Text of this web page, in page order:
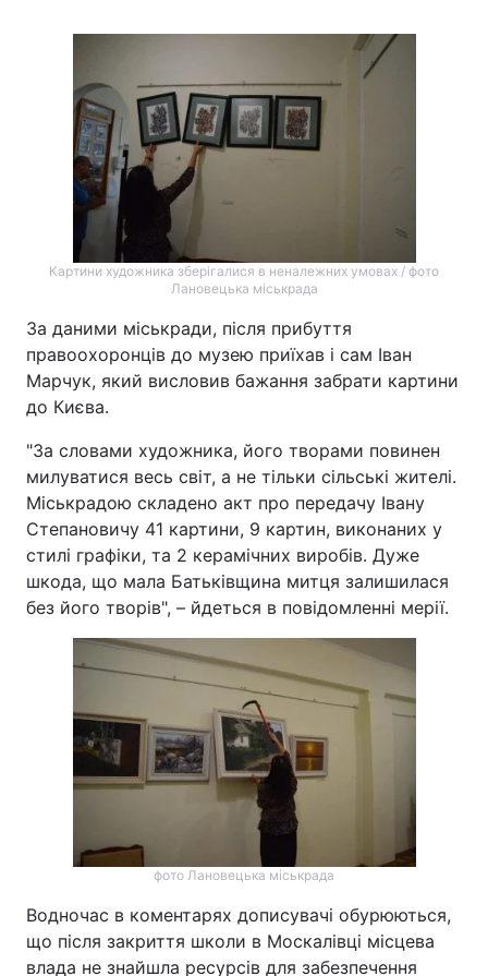
Картини художника зберігалися в неналежних умовах / фото
Лановецька міськрада
За даними міськради, після прибуття
правоохоронців до музею приїхав і сам Іван
Марчук, який висловив бажання забрати картини
до Києва.
"За словами художника, його творами повинен
милуватися весь світ, а не тільки сільські жителі.
Міськрадою складено акт про передачу Івану
Степановичу 41 картини, 9 картин, виконаних у
стилі графіки, та 2 керамічних виробів. Дуже
шкода, що мала Батьківщина митця залишилася
без його творів", – йдеться в повідомленні мерії.
фото Лановецька міськрада
Водночас в коментарях дописувачі обурюються,
що після закриття школи в Москалівці місцева
влада не знайшла ресурсів для забезпечення